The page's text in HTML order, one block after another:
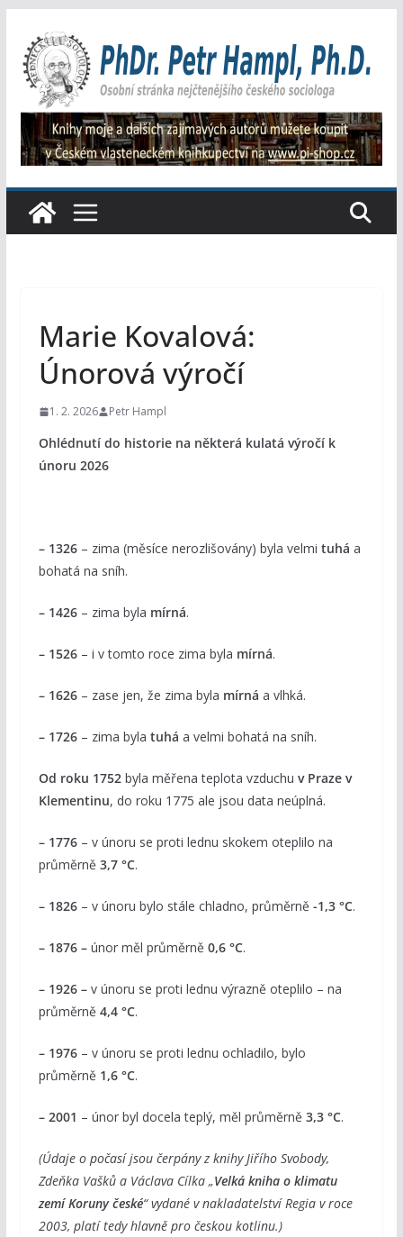
obsah
Marie Kovalová:
Únorová výročí
1. 2. 2026 Petr Hampl
Ohlédnutí do historie na některá kulatá výročí k
únoru 2026
– 1326– zima (měsíce nerozlišovány) byla velmi tuhá a
bohatá na sníh.
– 1426 – zima byla mírná.
– 1526– i v tomto roce zima byla mírná.
– 1626 – zase jen, že zima byla mírná a vlhká.
– 1726 – zima byla tuhá a velmi bohatá na sníh.
Od roku 1752 byla měřena teplota vzduchu v Praze v
Klementinu, do roku 1775 ale jsou data neúplná.
– 1776 – v únoru se proti lednu skokem oteplilo na
průměrně 3,7 °C.
– 1826– v únoru bylo stále chladno, průměrně -1,3 °C.
– 1876 –únor měl průměrně 0,6 °C.
– 1926 –v únoru se proti lednu výrazně oteplilo – na
průměrně 4,4 °C.
– 1976 – v únoru se proti lednu ochladilo, bylo
průměrně 1,6 °C.
– 2001 – únor byl docela teplý, měl průměrně 3,3 °C.
(Údaje o počasí jsou čerpány z knihy Jiřího Svobody,
Zdeňka Vašků a Václava Cílka „Velká kniha o klimatu
zemí Koruny české“ vydané v nakladatelství Regia v roce
2003, platí tedy hlavně pro českou kotlinu.)